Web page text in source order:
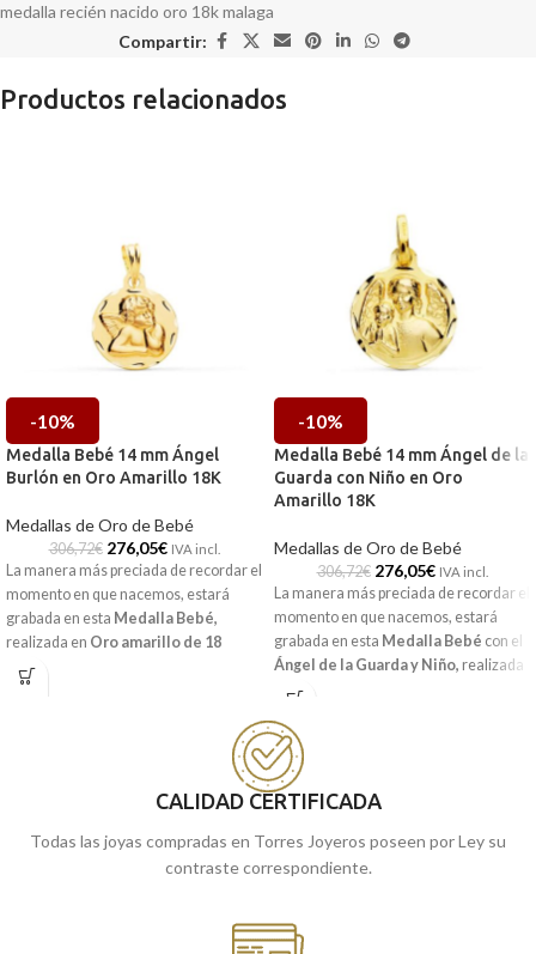
medalla recién nacido oro 18k malaga
Compartir:
Productos relacionados
-10%
Medalla Bebé 14 mm Ángel
Burlón en Oro Amarillo 18K
Medallas de Oro de Bebé
306,72€ 276,05€ IVA incl.
La manera más preciada de recordar el
momento en que nacemos, estará
grabada en esta Medalla Bebé,
realizada en Oro amarillo de 18
kilates
burlón
-10%
Medalla Bebé 14 mm Ángel de la
Guarda con Niño en Oro
Amarillo 18K
Medallas de Oro de Bebé
306,72€ 276,05€ IVA incl.
La manera más preciada de recordar el
momento en que nacemos, estará
grabada en esta Medalla Bebé con el
Ángel de la Guarda y Niño, realizada
enOro amarillo de 18 kilates.
edades y que conserven para toda la
vida.
Puedes encontrarla en nuestras
online y te la enviamos a casa.
CALIDAD CERTIFICADA
Todas las joyas compradas en Torres Joyeros poseen por Ley su
contraste correspondiente.